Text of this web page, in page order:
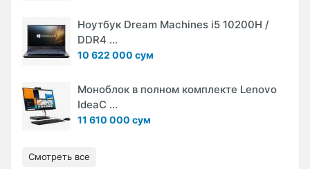
Ноутбук Dream Machines i5 10200H /
DDR4 ...
10 622 000 сум
Моноблок в полном комплекте Lenovo
IdeaC ...
11 610 000 сум
Смотреть все